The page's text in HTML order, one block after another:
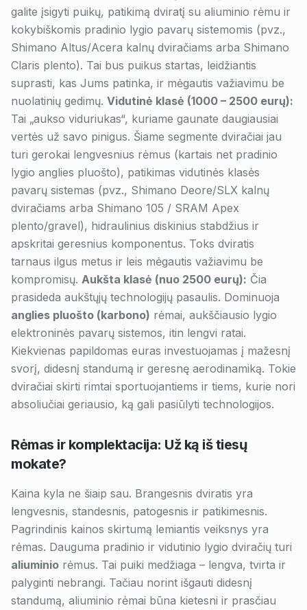
galite įsigyti puikų, patikimą dviratį su aliuminio rėmu ir
kokybiškomis pradinio lygio pavarų sistemomis (pvz.,
Shimano Altus/Acera kalnų dviračiams arba Shimano
Claris plento). Tai bus puikus startas, leidžiantis
suprasti, kas Jums patinka, ir mėgautis važiavimu be
nuolatinių gedimų. Vidutinė klasė (1000 – 2500 eurų):
Tai „aukso viduriukas“, kuriame gaunate daugiausiai
vertės už savo pinigus. Šiame segmente dviračiai jau
turi gerokai lengvesnius rėmus (kartais net pradinio
lygio anglies pluošto), patikimas vidutinės klasės
pavarų sistemas (pvz., Shimano Deore/SLX kalnų
dviračiams arba Shimano 105 / SRAM Apex
plento/gravel), hidraulinius diskinius stabdžius ir
apskritai geresnius komponentus. Toks dviratis
tarnaus ilgus metus ir leis mėgautis važiavimu be
kompromisų. Aukšta klasė (nuo 2500 eurų): Čia
prasideda aukštųjų technologijų pasaulis. Dominuoja
anglies pluošto (karbono) rėmai, aukščiausio lygio
elektroninės pavarų sistemos, itin lengvi ratai.
Kiekvienas papildomas euras investuojamas į mažesnį
svorį, didesnį standumą ir geresnę aerodinamiką. Tokie
dviračiai skirti rimtai sportuojantiems ir tiems, kurie nori
absoliučiai geriausio, ką gali pasiūlyti technologijos.
Rėmas ir komplektacija: Už ką iš tiesų
mokate?
Kaina kyla ne šiaip sau. Brangesnis dviratis yra
lengvesnis, standesnis, patogesnis ir patikimesnis.
Pagrindinis kainos skirtumą lemiantis veiksnys yra
rėmas. Dauguma pradinio ir vidutinio lygio dviračių turi
aliuminio rėmus. Tai puiki medžiaga – lengva, tvirta ir
palyginti nebrangi. Tačiau norint išgauti didesnį
standumą, aliuminio rėmai būna kietesni ir prasčiau